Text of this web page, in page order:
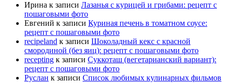
Ирина к записи Лазанья с курицей и грибами: рецепт с
пошаговыми фото
Евгений к записи Куриная печень в томатном соусе:
рецепт с пошаговыми фото
recipeland к записи Шоколадный кекс с красной
смородиной (без яиц): рецепт с пошаговыми фото
recepting к записи Суккоташ (вегетарианский вариант):
рецепт с пошаговыми фото
Руслан к записи Список любимых кулинарных фильмов